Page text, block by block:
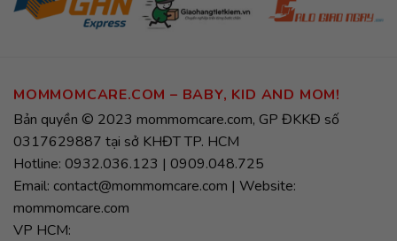
MOMMOMCARE.COM – BABY, KID AND MOM!
Bản quyền © 2023 mommomcare.com, GP ĐKKĐ số
0317629887 tại sở KHĐT TP. HCM
Hotline: 0932.036.123 | 0909.048.725
Email: contact@mommomcare.com | Website:
mommomcare.com
VP HCM: